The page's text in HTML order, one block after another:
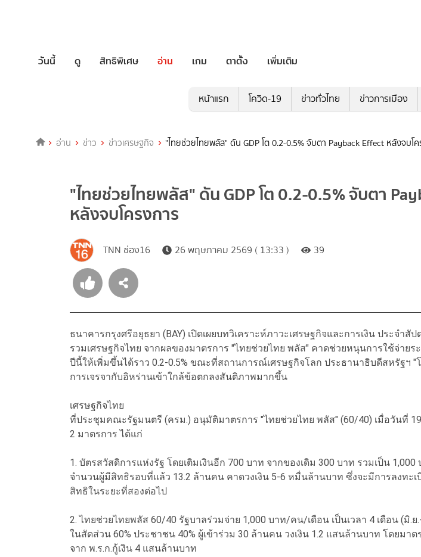
วันนี้ ดู สิทธิพิเศษ อ่าน เกม ตาตั้ง เพิ่มเติม
หน้าแรก โควิด-19 ข่าวทั่วไทย ข่าวการเมือง
อ่าน ข่าว ข่าวเศรษฐกิจ "ไทยช่วยไทยพลัส" ดัน GDP โต 0.2-0.5% จับตา Payback Effect หลังจบโ
"ไทยช่วยไทยพลัส" ดัน GDP โต 0.2-0.5% จับตา
หลังจบโครงการ
TNN ช่อง16 26 พฤษภาคม 2569 ( 13:33 ) 39
ธนาคารกรุงศรีอยุธยา (BAY) เปิดเผยบทวิเคราะห์ภาวะเศรษฐกิจและการเงิน ประจำสั
รวมเศรษฐกิจไทย จากผลของมาตรการ "ไทยช่วยไทย พลัส" คาดช่วยหนุนการใช้จ่ายร
ปีนี้ให้เพิ่มขึ้นได้ราว 0.2-0.5% ขณะที่สถานการณ์เศรษฐกิจโลก ประธานาธิบดีสหรัฐฯ "
การเจรจากับอิหร่านเข้าใกล้ข้อตกลงสันติภาพมากขึ้น
เศรษฐกิจไทย
ที่ประชุมคณะรัฐมนตรี (ครม.) อนุมัติมาตรการ "ไทยช่วยไทย พลัส" (60/40) เมื่อวันที่
2 มาตรการ ได้แก่
1. บัตรสวัสดิการแห่งรัฐ โดยเติมเงินอีก 700 บาท จากของเดิม 300 บาท รวมเป็น
จำนวนผู้มีสิทธิรอบที่แล้ว 13.2 ล้านคน คาดวงเงิน 5-6 หมื่นล้านบาท ซึ่งจะมีการลงทะเ
สิทธิในระยะที่สองต่อไป
2. ไทยช่วยไทยพลัส 60/40 รัฐบาลร่วมจ่าย 1,000 บาท/คน/เดือน เป็นเวลา 4 เดือน (มิ.ย
ในสัดส่วน 60% ประชาชน 40% ผู้เข้าร่วม 30 ล้านคน วงเงิน 1.2 แสนล้านบาท โดยมา
จาก พ.ร.ก.กู้เงิน 4 แสนล้านบาท